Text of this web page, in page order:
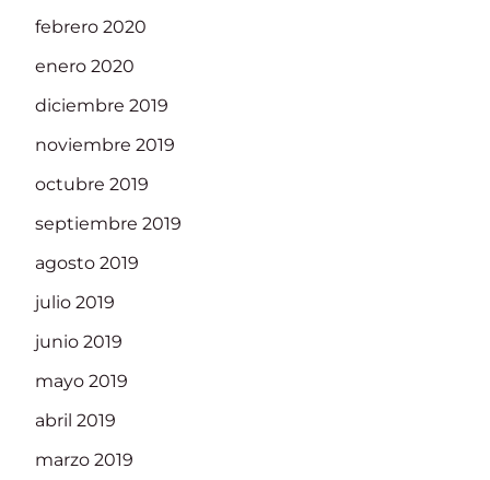
febrero 2020
enero 2020
diciembre 2019
noviembre 2019
octubre 2019
septiembre 2019
agosto 2019
julio 2019
junio 2019
mayo 2019
abril 2019
marzo 2019